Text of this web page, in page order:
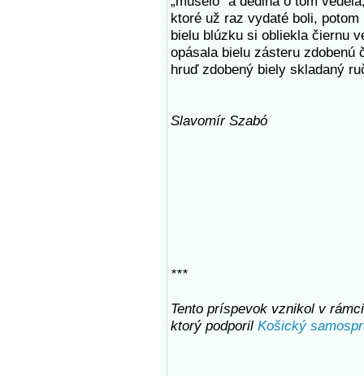
ktoré už raz vydaté boli,
bielu blúzku si obliekla čiernu
opásala bielu zásteru zdobenú
hruď zdobený biely skladaný
Slavomír Szabó
***
Tento príspevok vznikol v
ktorý podporil Košický